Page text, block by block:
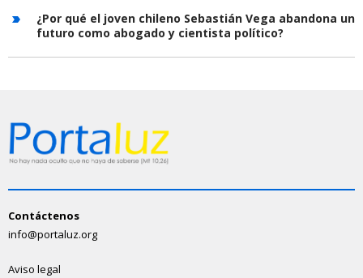
¿Por qué el joven chileno Sebastián Vega abandona un
futuro como abogado y cientista político?
Contáctenos
info@portaluz.org
Aviso legal